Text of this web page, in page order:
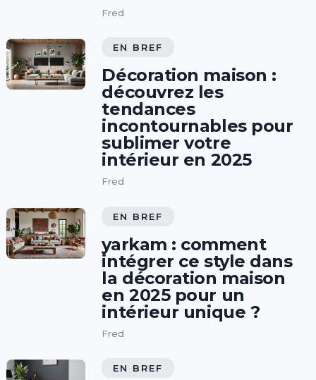
Fred
EN BREF
Décoration maison :
découvrez les
tendances
incontournables pour
sublimer votre
intérieur en 2025
Fred
EN BREF
yarkam : comment
intégrer ce style dans
la décoration maison
en 2025 pour un
intérieur unique ?
Fred
EN BREF